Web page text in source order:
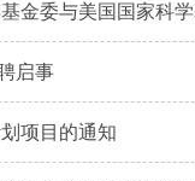
金委与美国国家科
启事
项目的通知